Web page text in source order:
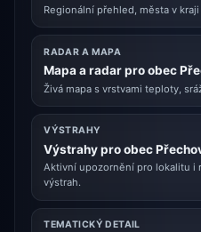
Regionální přehled, města v
RADAR A MAPA
Mapa a radar pro obec
Živá mapa s vrstvami teploty,
VÝSTRAHY
Výstrahy pro obec
Aktivní upozornění pro lokalitu i
výstrah.
TEMATICKÝ DETAIL